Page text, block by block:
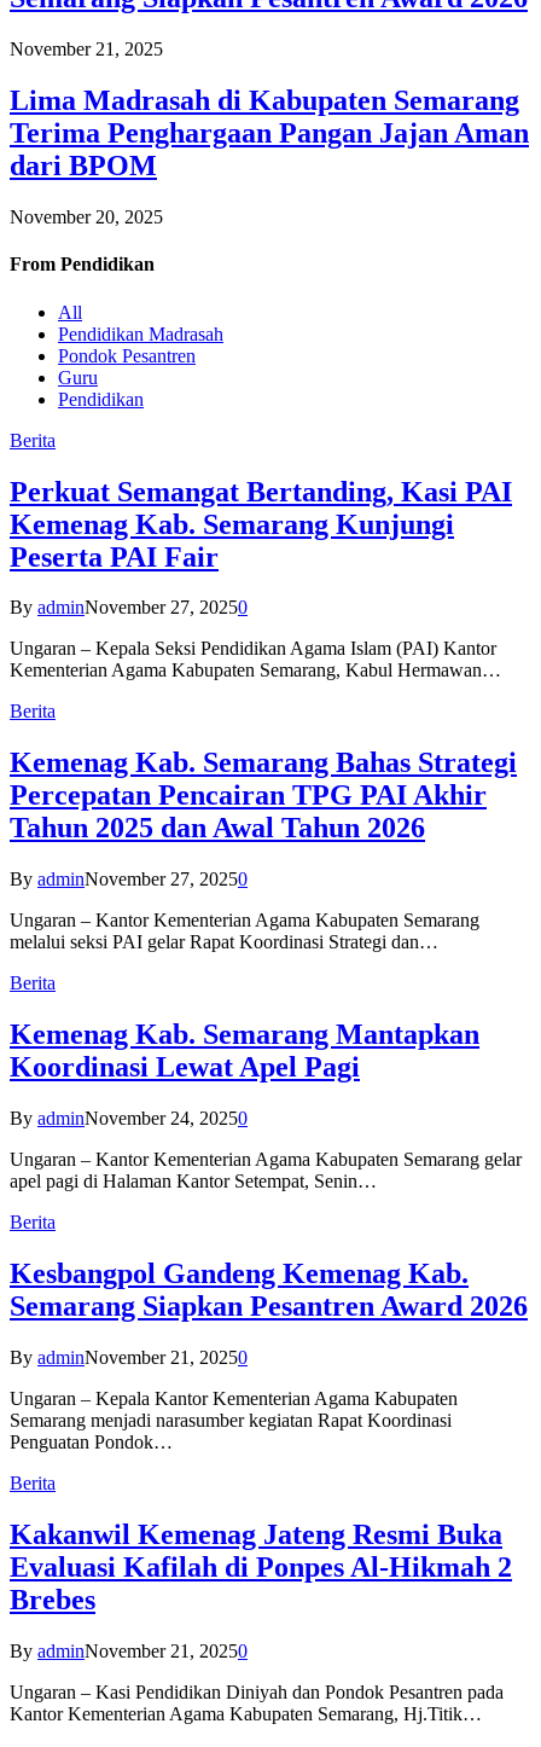
November 21, 2025
Lima Madrasah di Kabupaten Semarang
Terima Penghargaan Pangan Jajan Aman
dari BPOM
November 20, 2025
From Pendidikan
All
Pendidikan Madrasah
Pondok Pesantren
Guru
Pendidikan
Berita
Perkuat Semangat Bertanding, Kasi PAI
Kemenag Kab. Semarang Kunjungi
Peserta PAI Fair
By adminNovember 27, 20250
Ungaran – Kepala Seksi Pendidikan Agama Islam (PAI) Kantor
Kementerian Agama Kabupaten Semarang, Kabul Hermawan…
Berita
Kemenag Kab. Semarang Bahas Strategi
Percepatan Pencairan TPG PAI Akhir
Tahun 2025 dan Awal Tahun 2026
By adminNovember 27, 20250
Ungaran – Kantor Kementerian Agama Kabupaten Semarang
melalui seksi PAI gelar Rapat Koordinasi Strategi dan…
Berita
Kemenag Kab. Semarang Mantapkan
Koordinasi Lewat Apel Pagi
By adminNovember 24, 20250
Ungaran – Kantor Kementerian Agama Kabupaten Semarang gelar
apel pagi di Halaman Kantor Setempat, Senin…
Berita
Kesbangpol Gandeng Kemenag Kab.
Semarang Siapkan Pesantren Award 2026
By adminNovember 21, 20250
Ungaran – Kepala Kantor Kementerian Agama Kabupaten
Semarang menjadi narasumber kegiatan Rapat Koordinasi
Penguatan Pondok…
Berita
Kakanwil Kemenag Jateng Resmi Buka
Evaluasi Kafilah di Ponpes Al-Hikmah 2
Brebes
By adminNovember 21, 20250
Ungaran – Kasi Pendidikan Diniyah dan Pondok Pesantren pada
Kantor Kementerian Agama Kabupaten Semarang, Hj.Titik…